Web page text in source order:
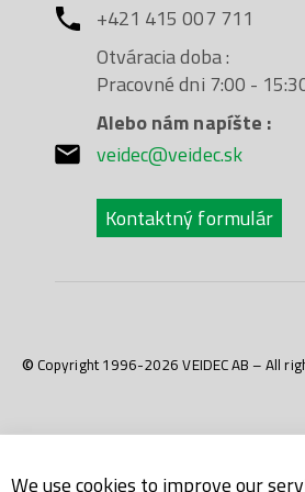
+421 415 007 711
Otváracia doba :
Pracovné dni 7:00 -
Alebo nám napíšte :
veidec@veidec.sk
Kontaktný formulár
© Copyright 1996-2026 VEIDEC AB – All
We use cookies to improve our